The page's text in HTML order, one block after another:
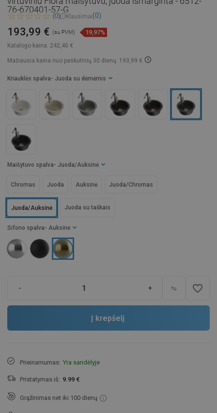
76-670401-57-G
(0) Klausimai(0)
Katalogo kaina: 242,40 €
193,99 € (su PVM) 19,97%
Mažiausia kaina nuo paskutinių 30 dienų: 193,99 €
Sifono spalva - Auksinė
Kriauklės spalva - Juoda su dėmėmis
Maišytuvo spalva - Juoda/Auksinė
Juoda
Chromas Auksinė Juoda/Chromas
Juoda/Auksinė Juoda su taškais
- + favorite_border
Į krepšelį
Prieinamumas: Yra sandėlyje
Pristatymas iš: 9.99 €
Grąžinimas net iki 100 dienų